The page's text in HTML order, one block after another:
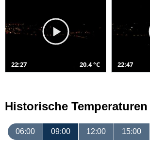
22:27 20,4 °C 22:47
Historische Temperaturen
06:00 09:00 12:00 15:00